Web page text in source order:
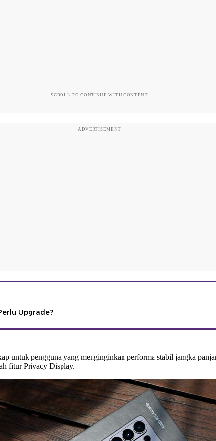
SCROLL TO CONTINUE WITH CONTENT
ADVERTISEMENT
Upgrade?
untuk pengguna yang menginginkan performa stabil jangka
fitur Privacy Display.